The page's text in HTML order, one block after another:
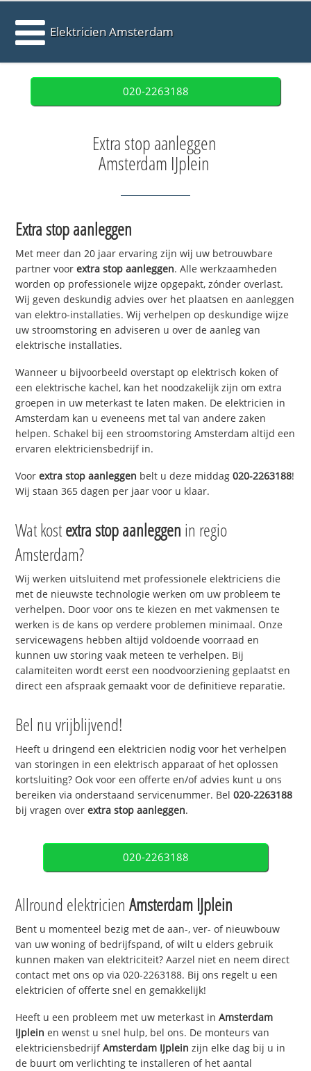
Elektricien Amsterdam
020-2263188
Extra stop aanleggen
Amsterdam IJplein
Extra stop aanleggen
Met meer dan 20 jaar ervaring zijn wij uw betrouwbare
partner voorextra stop aanleggen. Alle werkzaamheden
worden op professionele wijze opgepakt, zónder overlast.
Wij geven deskundig advies over het plaatsen en aanleggen
van elektro-installaties. Wij verhelpen op deskundige wijze
uw stroomstoring en adviseren u over de aanleg van
elektrische installaties.
Wanneer u bijvoorbeeld overstapt op elektrisch koken of
een elektrische kachel, kan het noodzakelijk zijn om extra
groepen in uw meterkast te laten maken. De elektricien in
Amsterdam kan u eveneens met tal van andere zaken
helpen. Schakel bij een stroomstoring Amsterdam altijd een
ervaren elektriciensbedrijf in.
Voorextra stop aanleggen belt u deze middag020-2263188!
Wij staan 365 dagen per jaar voor u klaar.
Wat kostextra stop aanleggen in regio
Amsterdam?
Wij werken uitsluitend met professionele elektriciens die
met de nieuwste technologie werken om uw probleem te
verhelpen. Door voor ons te kiezen en met vakmensen te
werken is de kans op verdere problemen minimaal. Onze
servicewagens hebben altijd voldoende voorraad en
kunnen uw storing vaak meteen te verhelpen. Bij
calamiteiten wordt eerst een noodvoorziening geplaatst en
direct een afspraak gemaakt voor de definitieve reparatie.
Bel nu vrijblijvend!
Heeft u dringend een elektricien nodig voor het verhelpen
van storingen in een elektrisch apparaat of het oplossen
kortsluiting? Ook voor een offerte en/of advies kunt u ons
bereiken via onderstaand servicenummer. Bel020-2263188
bij vragen overextra stop aanleggen.
020-2263188
Allround elektricienAmsterdam IJplein
Bent u momenteel bezig met de aan-, ver- of nieuwbouw
van uw woning of bedrijfspand, of wilt u elders gebruik
kunnen maken van elektriciteit? Aarzel niet en neem direct
contact met ons op via 020-2263188. Bij ons regelt u een
elektricien of offerte snel en gemakkelijk!
Heeft u een probleem met uw meterkast inAmsterdam
IJplein en wenst u snel hulp, bel ons. De monteurs van
elektriciensbedrijfAmsterdam IJplein zijn elke dag bij u in
de buurt om verlichting te installeren of het aantal